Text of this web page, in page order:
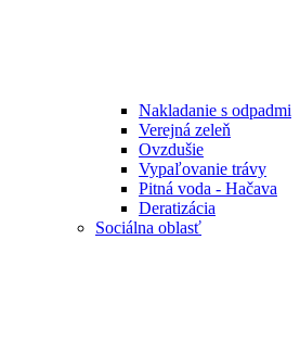
Nakladanie s odpadmi
Verejná zeleň
Ovzdušie
Vypaľovanie trávy
Pitná voda - Hačava
Deratizácia
Sociálna oblasť